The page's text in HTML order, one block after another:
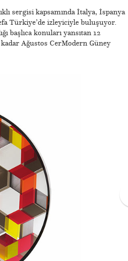
sergisi kapsamında İtalya, İspanya
Türkiye’de izleyiciyle buluşuyor.
başlıca konuları yansıtan 12
Ağustos CerModern Güney